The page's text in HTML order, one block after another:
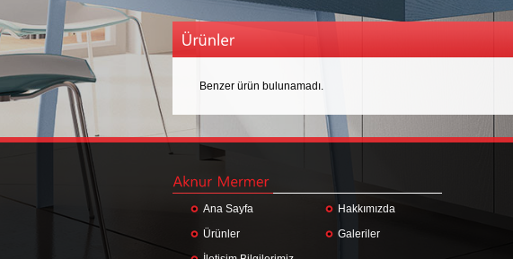
Benzer ürün bulunamadı.
Ana Sayfa
Hakkımızda
Ürünler
Galeriler